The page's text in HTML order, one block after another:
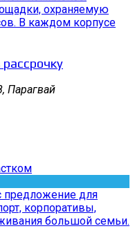
охраняемую
В каждом корпусе
Парагвай
предложение для
корпоративы,
большой семьи.